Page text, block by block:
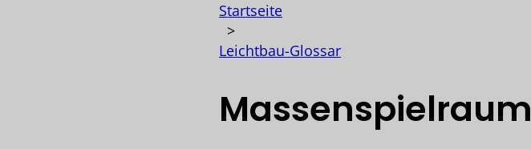
Startseite
>
Leichtbau-Glossar
Massenspielraum